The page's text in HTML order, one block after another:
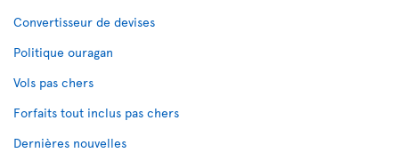
Convertisseur de devises
Politique ouragan
Vols pas chers
Forfaits tout inclus pas chers
Dernières nouvelles